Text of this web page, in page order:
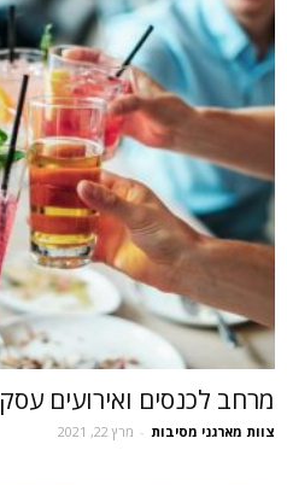
מרחב לכנסים ואירועים
צוות מארגני מסיבות - מרץ 22, 2021